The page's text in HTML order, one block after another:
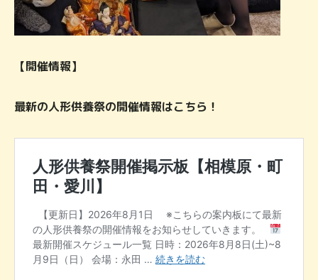
【開催情報】
最新の人形供養祭の開催情報はこちら！